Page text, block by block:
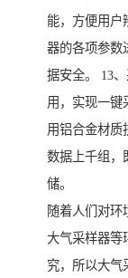
能，方便用户
器的各项参数
据安全。 13
用，实现一键
用铝合金材质
数据上千组，
储。
随着人们对环
大气采样器等
究，所以大气